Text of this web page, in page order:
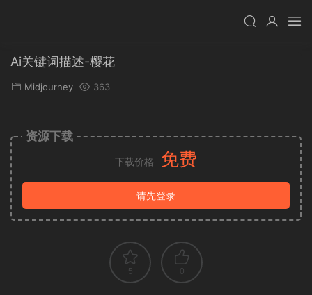
Ai关键词描述-樱花
Midjourney 363
资源下载
下载价格 免费
请先登录
5 0